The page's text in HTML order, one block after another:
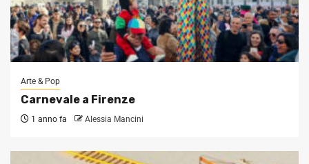
Arte & Pop
Carnevale a Firenze
1 anno fa Alessia Mancini